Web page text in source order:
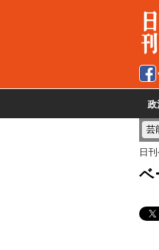
政
芸
日
ベ